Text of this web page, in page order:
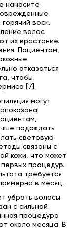
наносите
воск.
волос
их врастание.
Пациентам,
отказаться
чтобы
[7].
могут
подождать
световую
связаны с
кожи, что может
процедур.
требуется
в месяц.
убрать волосы
с сильной
процедура
около месяца. В